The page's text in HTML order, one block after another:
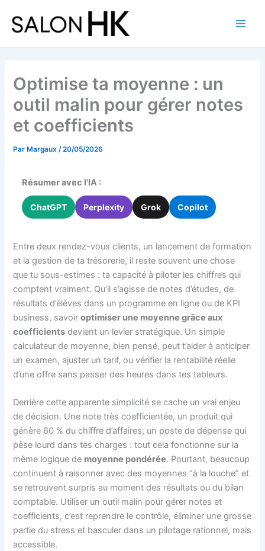
contenu
Optimise ta moyenne : un
outil malin pour gérer notes
et coefficients
ParMargaux /20/05/2026
Résumer avec l'IA :
ChatGPT Perplexity Grok Copilot
Entre deux rendez-vous clients, un lancement de formation
et la gestion de ta trésorerie, il reste souvent une chose
que tu sous-estimes : ta capacité à piloter les chiffres qui
comptent vraiment. Qu’il s’agisse de notes d’études, de
résultats d’élèves dans un programme en ligne ou de KPI
business, savoiroptimiser une moyenne grâce aux
coefficients devient un levier stratégique. Un simple
calculateur de moyenne, bien pensé, peut t’aider à anticiper
un examen, ajuster un tarif, ou vérifier la rentabilité réelle
d’une offre sans passer des heures dans tes tableurs.
Derrière cette apparente simplicité se cache un vrai enjeu
de décision. Une note très coefficientée, un produit qui
génère 60 % du chiffre d’affaires, un poste de dépense qui
pèse lourd dans tes charges : tout cela fonctionne sur la
même logique de moyenne pondérée. Pourtant, beaucoup
continuent à raisonner avec des moyennes “à la louche” et
se retrouvent surpris au moment des résultats ou du bilan
comptable. Utiliser un outil malin pour gérer notes et
coefficients, c’est reprendre le contrôle, éliminer une grosse
partie du stress et basculer dans un pilotage rationnel, mais
accessible.